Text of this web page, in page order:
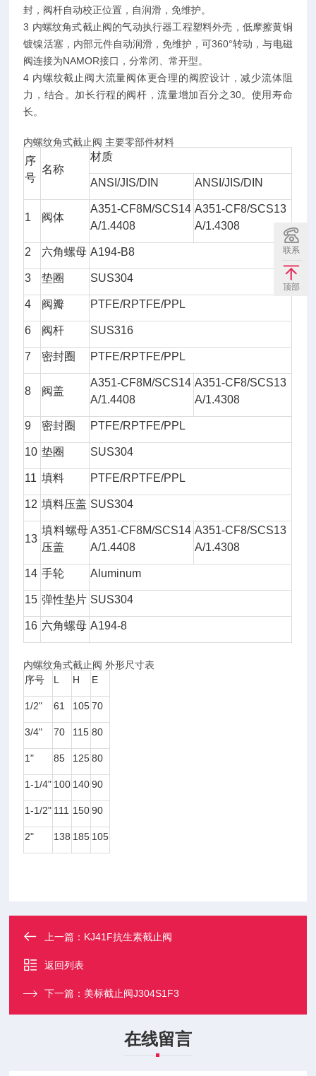
封，阀杆自动校正位置，自润滑，免维护。
3 内螺纹角式截止阀的气动执行器工程塑料外壳，低摩擦黄铜
镀镍活塞，内部元件自动润滑，免维护，可360°转动，与电磁
阀连接为NAMOR接口，分常闭、常开型。
4 内螺纹截止阀大流量阀体更合理的阀腔设计，减少流体阻
力，结合。加长行程的阀杆，流量增加百分之30。使用寿命
长。
内螺纹角式截止阀 主要零部件材料
序
号
名称
材质
ANSI/JIS/DIN ANSI/JIS/DIN
1 阀体
A351-CF8M/SCS14
A/1.4408
A351-CF8/SCS13
A/1.4308
2 六角螺母 A194-B8
3 垫圈 SUS304
4 阀瓣 PTFE/RPTFE/PPL
6 阀杆 SUS316
7 密封圈 PTFE/RPTFE/PPL
8 阀盖
A351-CF8M/SCS14
A/1.4408
A351-CF8/SCS13
A/1.4308
9 密封圈 PTFE/RPTFE/PPL
10 垫圈 SUS304
11 填料 PTFE/RPTFE/PPL
12 填料压盖 SUS304
13
填料螺母
压盖
A351-CF8M/SCS14
A/1.4408
A351-CF8/SCS13
A/1.4308
14 手轮 Aluminum
15 弹性垫片 SUS304
16 六角螺母 A194-8
内螺纹角式截止阀 外形尺寸表
序号
L H E
1/2" 61 105 70
3/4" 70 115 80
1" 85 125 80
1-1/4" 100 140 90
1-1/2" 111 150 90
2" 138 185 105
上一篇： KJ41F抗生素截止阀
返回列表
下一篇： 美标截止阀J304S1F3
在线留言
联系
顶部